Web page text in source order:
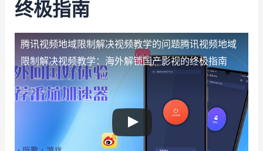
终极指南
腾讯视频地域限制解决视频教学的问题腾讯视频地域
限制解决视频教学：海外解锁国产影视的终极指南